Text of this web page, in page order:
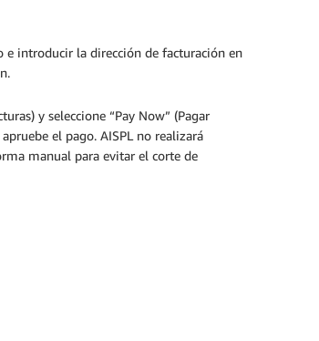
e introducir la dirección de facturación en
y seleccione “Pay Now” (Pagar
el pago. AISPL no realizará
manual para evitar el corte de